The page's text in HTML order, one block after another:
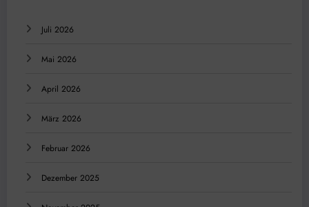
Juli 2026
Mai 2026
April 2026
März 2026
Februar 2026
Dezember 2025